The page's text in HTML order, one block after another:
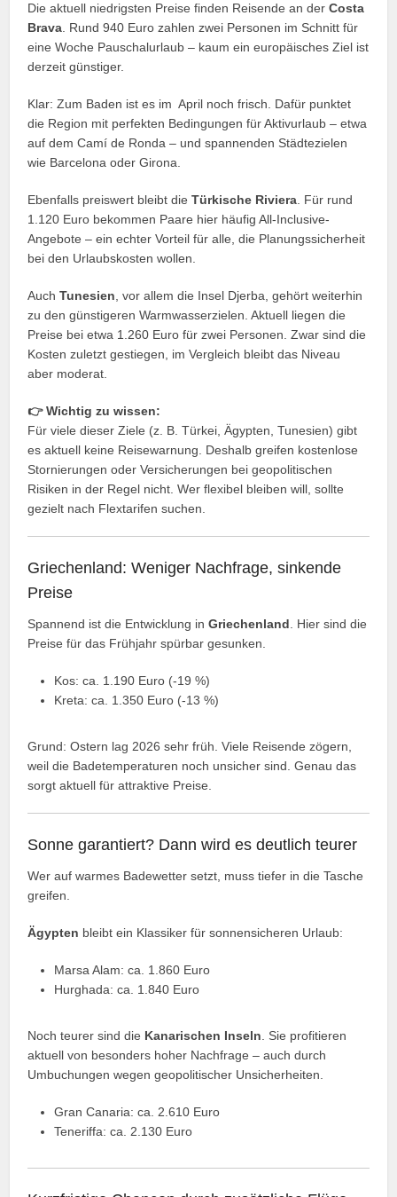
Die aktuell niedrigsten Preise finden Reisende an derCosta
Brava. Rund 940 Euro zahlen zwei Personen im Schnitt für
eine Woche Pauschalurlaub – kaum ein europäisches Ziel ist
derzeit günstiger.
Klar: Zum Baden ist es im April noch frisch. Dafür punktet
die Region mit perfekten Bedingungen für Aktivurlaub – etwa
auf dem Camí de Ronda – und spannenden Städtezielen
wie Barcelona oder Girona.
Ebenfalls preiswert bleibt dieTürkische Riviera. Für rund
1.120 Euro bekommen Paare hier häufig All-Inclusive-
Angebote – ein echter Vorteil für alle, die Planungssicherheit
bei den Urlaubskosten wollen.
AuchTunesien, vor allem die Insel Djerba, gehört weiterhin
zu den günstigeren Warmwasserzielen. Aktuell liegen die
Preise bei etwa 1.260 Euro für zwei Personen. Zwar sind die
Kosten zuletzt gestiegen, im Vergleich bleibt das Niveau
aber moderat.
👉 Wichtig zu wissen:
Für viele dieser Ziele (z. B. Türkei, Ägypten, Tunesien) gibt
es aktuell keine Reisewarnung. Deshalb greifen kostenlose
Stornierungen oder Versicherungen bei geopolitischen
Risiken in der Regel nicht. Wer flexibel bleiben will, sollte
gezielt nach Flextarifen suchen.
Griechenland: Weniger Nachfrage, sinkende
Preise
Spannend ist die Entwicklung inGriechenland. Hier sind die
Preise für das Frühjahr spürbar gesunken.
Kos: ca. 1.190 Euro (-19 %)
Kreta: ca. 1.350 Euro (-13 %)
Grund: Ostern lag 2026 sehr früh. Viele Reisende zögern,
weil die Badetemperaturen noch unsicher sind. Genau das
sorgt aktuell für attraktive Preise.
Sonne garantiert? Dann wird es deutlich teurer
Wer auf warmes Badewetter setzt, muss tiefer in die Tasche
greifen.
Ägypten bleibt ein Klassiker für sonnensicheren Urlaub:
Marsa Alam: ca. 1.860 Euro
Hurghada: ca. 1.840 Euro
Noch teurer sind die Kanarischen Inseln. Sie profitieren
aktuell von besonders hoher Nachfrage – auch durch
Umbuchungen wegen geopolitischer Unsicherheiten.
Gran Canaria: ca. 2.610 Euro
Teneriffa: ca. 2.130 Euro